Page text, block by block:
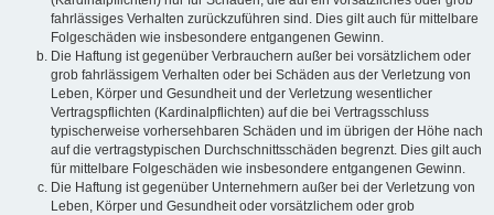
fahrlässiges Verhalten zurückzuführen sind. Dies gilt auch für mittelbare
Folgeschäden wie insbesondere entgangenen Gewinn.
Die Haftung ist gegenüber Verbrauchern außer bei vorsätzlichem oder
grob fahrlässigem Verhalten oder bei Schäden aus der Verletzung von
Leben, Körper und Gesundheit und der Verletzung wesentlicher
Vertragspflichten (Kardinalpflichten) auf die bei Vertragsschluss
typischerweise vorhersehbaren Schäden und im übrigen der Höhe nach
auf die vertragstypischen Durchschnittsschäden begrenzt. Dies gilt auch
für mittelbare Folgeschäden wie insbesondere entgangenen Gewinn.
Die Haftung ist gegenüber Unternehmern außer bei der Verletzung von
Leben, Körper und Gesundheit oder vorsätzlichem oder grob